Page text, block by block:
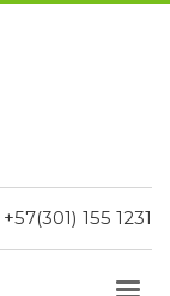
+57(301) 155 1231